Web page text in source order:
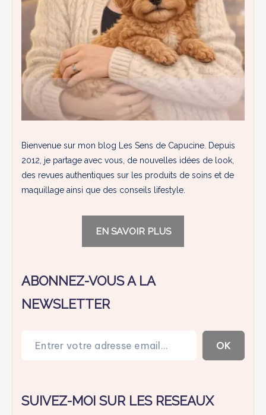
Bienvenue sur mon blog Les Sens de Capucine. Depuis
2012, je partage avec vous, de nouvelles idées de look,
des revues authentiques sur les produits de soins et de
maquillage ainsi que des conseils lifestyle.
EN SAVOIR PLUS
ABONNEZ-VOUS A LA
NEWSLETTER
OK
SUIVEZ-MOI SUR LES RESEAUX